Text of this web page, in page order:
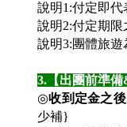
說明1:付定即代
說明2:付定期
說明3:團體旅遊
3. 【出團前準備
◎收到定金之後
少補}